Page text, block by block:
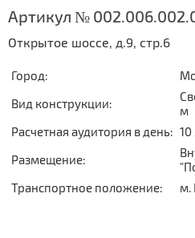
Артикул №
Открытое шоссе, д.9, стр.6
Город:
Вид конструкции:
м
Расчетная аудитория в день: 10
Размещение:
Транспортное положение:
м.